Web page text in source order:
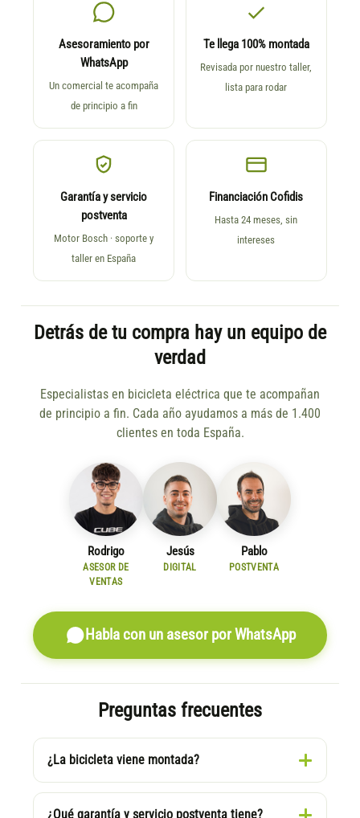
Asesoramiento por
WhatsApp
Un comercial te acompaña
de principio a fin
Te llega 100% montada
Revisada por nuestro taller,
lista para rodar
Garantía y servicio
postventa
Motor Bosch · soporte y
taller en España
Financiación Cofidis
Hasta 24 meses, sin
intereses
Detrás de tu compra hay un equipo de
verdad
Especialistas en bicicleta eléctrica que te acompañan
de principio a fin. Cada año ayudamos a más de 1.400
clientes en toda España.
Rodrigo
ASESOR DE
VENTAS
Jesús
DIGITAL
Pablo
POSTVENTA
Habla con un asesor por WhatsApp
Preguntas frecuentes
¿La bicicleta viene montada?
¿Qué garantía y servicio postventa tiene?